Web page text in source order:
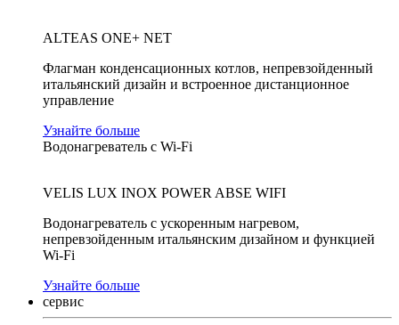
ALTEAS ONE+ NET
Флагман конденсационных котлов, непревзойденный
итальянский дизайн и встроенное дистанционное
управление
Узнайте больше
Водонагреватель с Wi-Fi
VELIS LUX INOX POWER ABSE WIFI
Водонагреватель с ускоренным нагревом,
непревзойденным итальянским дизайном и функцией
Wi-Fi
Узнайте больше
сервис